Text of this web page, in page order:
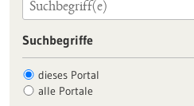
Suchbegriffe
dieses Portal
alle Portale